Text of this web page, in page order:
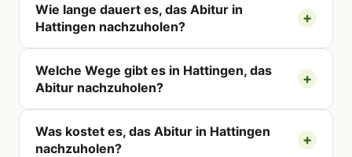
Wie lange dauert es, das Abitur in
Hattingen nachzuholen?
Welche Wege gibt es in Hattingen, das
Abitur nachzuholen?
Was kostet es, das Abitur in Hattingen
nachzuholen?